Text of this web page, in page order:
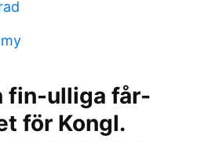
fin-ulliga får-
för Kongl.